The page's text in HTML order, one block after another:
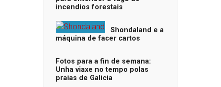
incendios forestais
Shondaland e a
máquina de facer cartos
Fotos para a fin de semana:
Unha viaxe no tempo polas
praias de Galicia